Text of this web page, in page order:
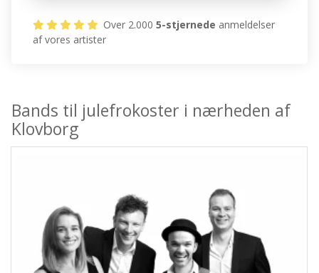
Over 2.0005-stjernede anmeldelser
af vores artister
Bands til julefrokoster i nærheden af
Klovborg